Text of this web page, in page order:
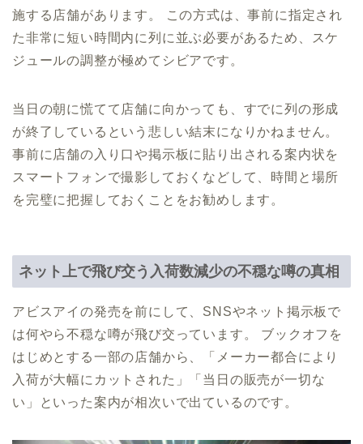
施する店舗があります。 この方式は、事前に指定され
た非常に短い時間内に列に並ぶ必要があるため、スケ
ジュールの調整が極めてシビアです。
当日の朝に慌てて店舗に向かっても、すでに列の形成
が終了しているという悲しい結末になりかねません。
事前に店舗の入り口や掲示板に貼り出される案内状を
スマートフォンで撮影しておくなどして、時間と場所
を完璧に把握しておくことをお勧めします。
ネット上で飛び交う入荷数減少の不穏な噂の真相
アビスアイの発売を前にして、SNSやネット掲示板で
は何やら不穏な噂が飛び交っています。 ブックオフを
はじめとする一部の店舗から、「メーカー都合により
入荷が大幅にカットされた」「当日の販売が一切な
い」といった案内が相次いで出ているのです。